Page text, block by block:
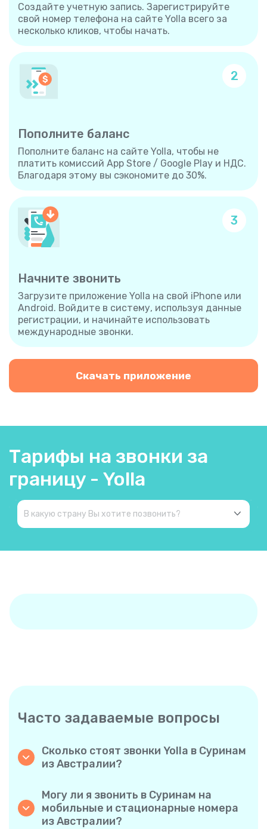
Создайте учетную запись. Зарегистрируйте
свой номер телефона на сайте Yolla всего за
несколько кликов, чтобы начать.
2
Пополните баланс
Пополните баланс на сайте Yolla, чтобы не
платить комиссий App Store / Google Play и НДС.
Благодаря этому вы сэкономите до 30%.
3
Начните звонить
Загрузите приложение Yolla на свой iPhone или
Android. Войдите в систему, используя данные
регистрации, и начинайте использовать
международные звонки.
Скачать приложение
Тарифы на звонки за
границу - Yolla
Часто задаваемые вопросы
Сколько стоят звонки Yolla в Суринам
из Австралии?
актуальными тарифами в приложении —
никаких скрытых комиссий, никаких
неожиданностей.
Могу ли я звонить в Суринам на
мобильные и стационарные номера
из Австралии?